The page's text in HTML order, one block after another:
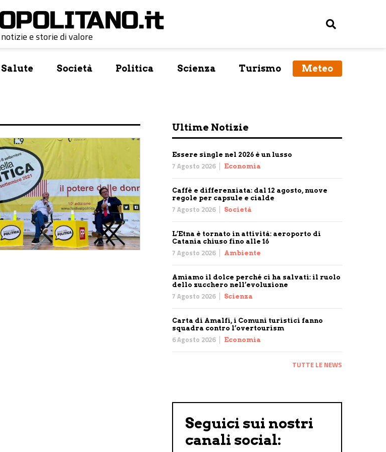
notizie e storie di valore
Salute Società Politica Scienza Turismo Meteo
Ultime Notizie
Essere single nel 2026 è un lusso
7 Agosto 2026 Economia
Caffè e differenziata: dal 12 agosto, nuove
regole per capsule e cialde
7 Agosto 2026 Società
L’Etna è tornato in attività: aeroporto di
Catania chiuso fino alle 16
7 Agosto 2026 Ambiente
Amiamo il dolce perché ci ha salvati: il ruolo
dello zucchero nell’evoluzione
7 Agosto 2026 Scienza
Carta di Amalfi, i Comuni turistici fanno
squadra contro l’overtourism
6 Agosto 2026 Economia
TUTTE LE NEWS
Seguici sui nostri
canali social: